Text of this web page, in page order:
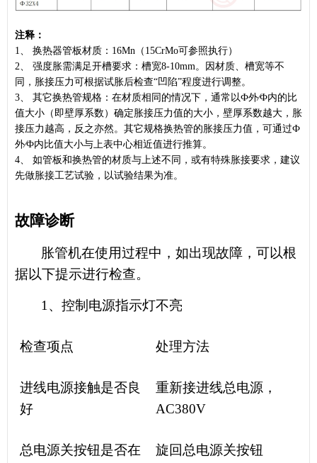
注释：
1、 换热器管板材质：16Mn（15CrMo可参照执行）
2、 强度胀需满足开槽要求：槽宽8-10mm。因材质、槽宽等不
同，胀接压力可根据试胀后检查“凹陷”程度进行调整。
3、 其它换热管规格：在材质相同的情况下，通常以Ф外∕Ф内的比
值大小（即壁厚系数）确定胀接压力值的大小，壁厚系数越大，胀
接压力越高，反之亦然。其它规格换热管的胀接压力值，可通过Ф
外∕Ф内比值大小与上表中心相近值进行推算。
4、 如管板和换热管的材质与上述不同，或有特殊胀接要求，建议
先做胀接工艺试验，以试验结果为准。
故障诊断
胀管机在使用过程中，如出现故障，可以根
据以下提示进行检查。
1、控制电源指示灯不亮
检查项点 处理方法
进线电源接触是否良
好
重新接进线总电源，
AC380V
总电源关按钮是否在
旋回总电源关按钮